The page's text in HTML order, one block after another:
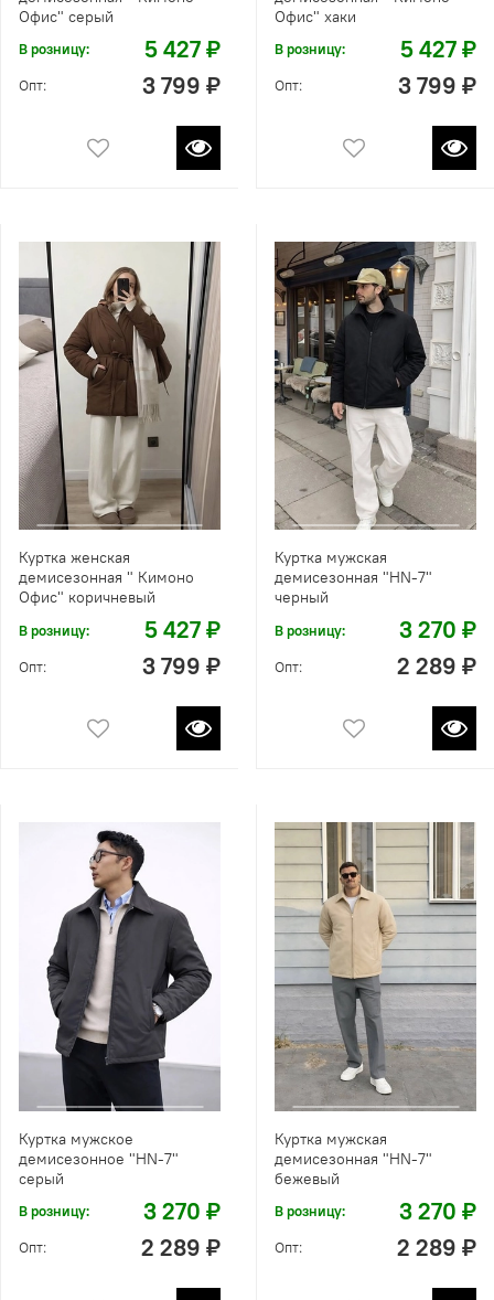
Офис" серый
В розницу: 5 427 ₽
Опт: 3 799 ₽
Офис" хаки
В розницу: 5 427 ₽
Опт: 3 799 ₽
Куртка женская
демисезонная " Кимоно
Офис" коричневый
В розницу: 5 427 ₽
Опт: 3 799 ₽
Куртка мужская
демисезонная "HN-7"
черный
В розницу: 3 270 ₽
Опт: 2 289 ₽
Куртка мужское
демисезонное "HN-7"
серый
В розницу: 3 270 ₽
Опт: 2 289 ₽
Куртка мужская
демисезонная "HN-7"
бежевый
В розницу: 3 270 ₽
Опт: 2 289 ₽